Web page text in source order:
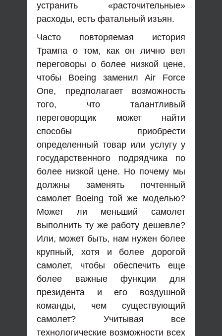
устранить «расточительные»
расходы, есть фатальный изъян.
Часто повторяемая история
Трампа о том, как он лично вел
переговоры о более низкой цене,
чтобы Boeing заменил Air Force
One, предполагает возможность
того, что талантливый
переговорщик может найти
способы приобрести
определенный товар или услугу у
государственного подрядчика по
более низкой цене. Но почему мы
должны заменять почтенный
самолет Boeing той же моделью?
Может ли меньший самолет
выполнить ту же работу дешевле?
Или, может быть, нам нужен более
крупный, хотя и более дорогой
самолет, чтобы обеспечить еще
более важные функции для
президента и его воздушной
команды, чем существующий
самолет? Учитывая все
технологические возможности всех